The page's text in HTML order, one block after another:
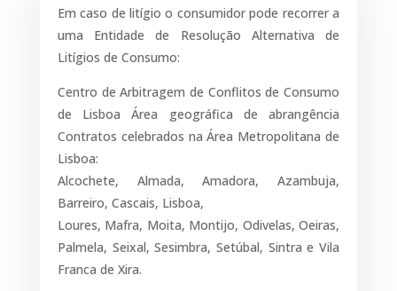
Em caso de litígio o consumidor pode recorrer a
uma Entidade de Resolução Alternativa de
Litígios de Consumo:
Centro de Arbitragem de Conflitos de Consumo
de Lisboa Área geográfica de abrangência
Contratos celebrados na Área Metropolitana de
Lisboa:
Alcochete, Almada, Amadora, Azambuja,
Barreiro, Cascais, Lisboa,
Loures, Mafra, Moita, Montijo, Odivelas, Oeiras,
Palmela, Seixal, Sesimbra, Setúbal, Sintra e Vila
Franca de Xira.